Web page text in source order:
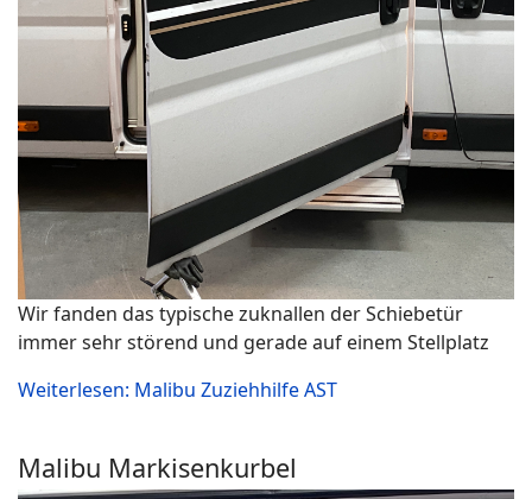
Wir fanden das typische zuknallen der Schiebetür
immer sehr störend und gerade auf einem Stellplatz
Weiterlesen: Malibu Zuziehhilfe AST
Malibu Markisenkurbel